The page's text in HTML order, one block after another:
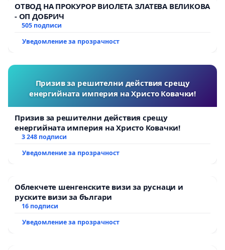
ОТВОД НА ПРОКУРОР ВИОЛЕТА ЗЛАТЕВА ВЕЛИКОВА
- ОП ДОБРИЧ
505 подписи
Уведомление за прозрачност
Призив за решителни действия срещу
енергийната империя на Христо Ковачки!
Призив за решителни действия срещу
енергийната империя на Христо Ковачки!
3 248 подписи
Уведомление за прозрачност
Облекчете шенгенските визи за руснаци и
руските визи за българи
16 подписи
Уведомление за прозрачност